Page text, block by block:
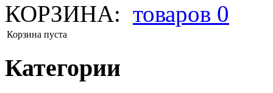
КОРЗИНА: товаров 0
Корзина пуста
Категории